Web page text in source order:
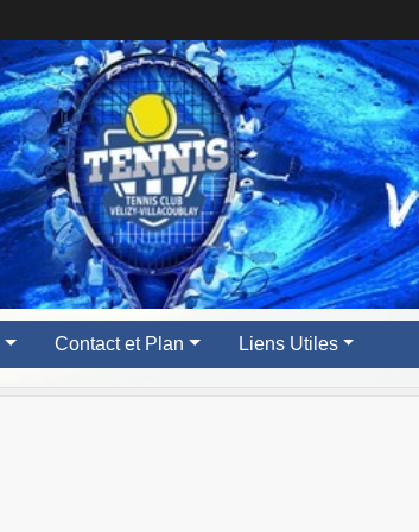
Contact et Plan Liens Utiles